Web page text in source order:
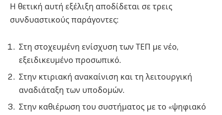
Η θετική αυτή εξέλιξη αποδίδεται σε τρεις
συνδυαστικούς παράγοντες:
Στη στοχευμένη ενίσχυση των ΤΕΠ με νέο,
εξειδικευμένο προσωπικό.
Στην κτιριακή ανακαίνιση και τη λειτουργική
αναδιάταξη των υποδομών.
Στην καθιέρωση του συστήματος με το «ψηφιακό